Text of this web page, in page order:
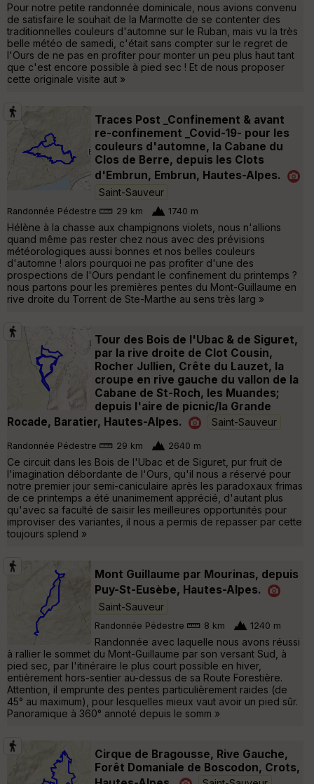
Pour notre petite randonnée dominicale, nous avions convenu
de satisfaire le souhait de la Marmotte de se contenter des
traditionnelles couleurs d'automne sur le Ruban, mais vu la très
belle météo de samedi, c'était sans compter sur le regret de
l'Ours de ne pas en profiter pour monter un peu plus haut tant
que c'est encore possible à pied sec ! Et de nous proposer
cette originale visite aut »
Traces Post _Confinement & avant
re-confinement _Covid-19- pour les
couleurs d'automne, la Cabane du
Clos de Berre, depuis les Clots
d'Embrun, Embrun, Hautes-Alpes.
Saint-Sauveur
Randonnée Pédestre 29 km 1740 m
Hélène à la chasse aux champignons violets, nous n'allions
quand même pas rester chez nous avec des prévisions
météorologiques aussi bonnes et nos belles couleurs
d'automne ! alors pourquoi ne pas profiter d'une des
prospections de l'Ours pendant le confinement du printemps ?
nous partons pour les premières pentes du Mont-Guillaume en
rive droite du Torrent de Ste-Marthe au sens très larg »
Tour des Bois de l'Ubac & de Siguret,
par la rive droite de Clot Cousin,
Rocher Jullien, Crête du Lauzet, la
croupe en rive gauche du vallon de la
Cabane de St-Roch, les Muandes;
depuis l'aire de picnic/la Grande
Rocade, Baratier, Hautes-Alpes.
Saint-Sauveur
Randonnée Pédestre 29 km 2640 m
Ce circuit dans les Bois de l'Ubac et de Siguret, pur fruit de
l'imagination débordante de l'Ours, qu'il nous a réservé pour
notre premier jour semi-caniculaire après les paradoxaux frimas
de ce printemps a été unanimement apprécié, d'autant plus
qu'avec sa faculté de saisir les meilleures opportunités pour
improviser des variantes, il nous a permis de repasser par cette
toujours splend »
Mont Guillaume par Mourinas, depuis
Puy-St-Eusèbe, Hautes-Alpes.
Saint-Sauveur
Randonnée Pédestre 8 km 1240 m
Randonnée avec laquelle nous avons réussi
à rallier le sommet du Mont-Guillaume par son versant Sud, à
pied sec, par l'itinéraire le plus court possible en hiver,
entièrement hors-sentier au-dessus de sa Route Forestière.
Attention, il emprunte des pentes particulièrement raides (de
45° au maximum), pour lesquelles mieux vaut avoir un pied sûr.
Panoramique à 360° annoté depuis le somm »
Cirque de Bragousse, Rive Gauche,
Forêt Domaniale de Boscodon, Crots,